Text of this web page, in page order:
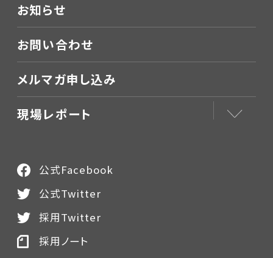
お知らせ
お問い合わせ
メルマガ申し込み
現場レポート
公式Facebook
公式Twitter
採用Twitter
採用ノート